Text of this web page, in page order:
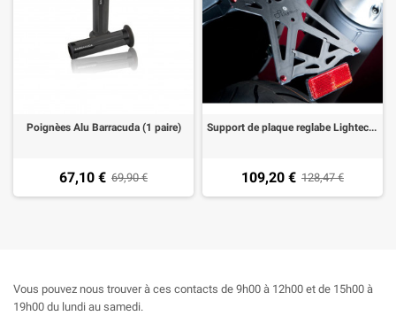
Poignèes Alu Barracuda (1 paire)
67,10 € 69,90 €
Support de plaque reglabe Lightech avec éclairage led et catadioptre pour Yamaha T-MAX 530 12-
109,20 € 128,47 €
Vous pouvez nous trouver à ces contacts de 9h00 à 12h00 et de 15h00 à
19h00 du lundi au samedi.